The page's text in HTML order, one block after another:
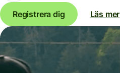
Registrera dig Läs mer